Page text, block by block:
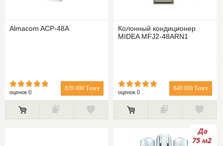
Almacom ACP-48A
828 000 Тенге
оценок 0
Колонный кондиционер
MIDEA MFJ2-48ARN1
849 000 Тенге
оценок 0